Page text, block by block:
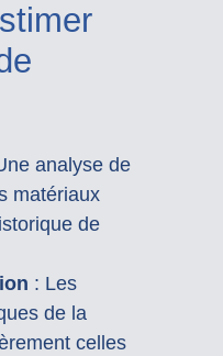
analyse de
matériaux
de
: Les
de la
celles